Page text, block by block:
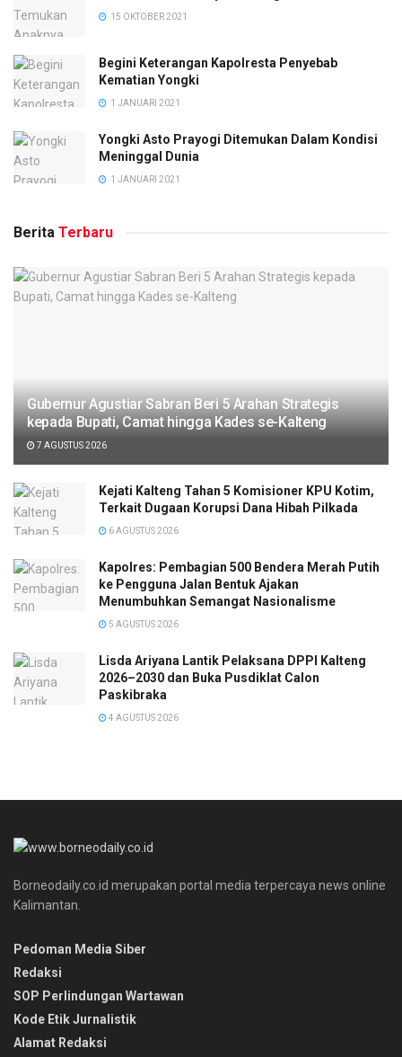
15 OKTOBER 2021
Begini Keterangan Kapolresta Penyebab
Kematian Yongki
1 JANUARI 2021
Yongki Asto Prayogi Ditemukan Dalam Kondisi
Meninggal Dunia
1 JANUARI 2021
Berita Terbaru
Gubernur Agustiar Sabran Beri 5 Arahan Strategis
kepada Bupati, Camat hingga Kades se-Kalteng
7 AGUSTUS 2026
Kejati Kalteng Tahan 5 Komisioner KPU Kotim,
Terkait Dugaan Korupsi Dana Hibah Pilkada
6 AGUSTUS 2026
Kapolres: Pembagian 500 Bendera Merah Putih
ke Pengguna Jalan Bentuk Ajakan
Menumbuhkan Semangat Nasionalisme
5 AGUSTUS 2026
Lisda Ariyana Lantik Pelaksana DPPI Kalteng
2026–2030 dan Buka Pusdiklat Calon
Paskibraka
4 AGUSTUS 2026
Borneodaily.co.id merupakan portal media terpercaya news online
Kalimantan.
Pedoman Media Siber
Redaksi
SOP Perlindungan Wartawan
Kode Etik Jurnalistik
Alamat Redaksi